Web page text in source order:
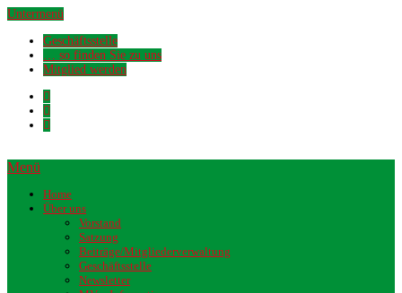
Untermenü
Geschäftsstelle
… so finden Sie zu uns
Mitglied werden
Menü
Home
Über uns
Vorstand
Satzung
Beiträge/Mitgliederverwaltung
Geschäftsstelle
Newsletter